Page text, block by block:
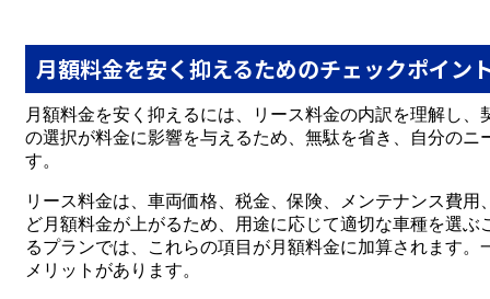
月額料金を安く抑えるためのチェックポイン
月額料金を安く抑えるには、リース料金の内訳を理解し
の選択が料金に影響を与えるため、無駄を省き、自分の
す。
リース料金は、車両価格、税金、保険、メンテナンス費
ど月額料金が上がるため、用途に応じて適切な車種を選
るプランでは、これらの項目が月額料金に加算されます
メリットがあります。